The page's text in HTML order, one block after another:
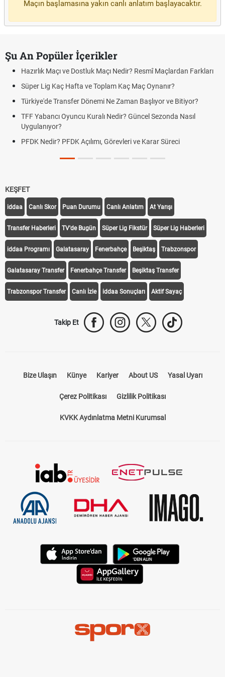
Maçın başlamasına yakın canlı anlatım başlayacaktır.
Şu An Popüler İçerikler
Hazırlık Maçı ve Dostluk Maçı Nedir? Resmî Maçlardan Farkları
Süper Lig Kaç Hafta ve Toplam Kaç Maç Oynanır?
Türkiye'de Transfer Dönemi Ne Zaman Başlıyor ve Bitiyor?
TFF Yabancı Oyuncu Kuralı Nedir? Güncel Sezonda Nasıl
Uygulanıyor?
PFDK Nedir? PFDK Açılımı, Görevleri ve Karar Süreci
KEŞFET
iddaa Canlı Skor Puan Durumu Canlı Anlatım At Yarışı
Transfer Haberleri TV'de Bugün Süper Lig Fikstür Süper Lig Haberleri
iddaa Programı Galatasaray Fenerbahçe Beşiktaş Trabzonspor
Galatasaray Transfer Fenerbahçe Transfer Beşiktaş Transfer
Trabzonspor Transfer Canlı İzle iddaa Sonuçları Aktif Sayaç
Takip Et
Bize Ulaşın Künye Kariyer About US Yasal Uyarı
Çerez Politikası Gizlilik Politikası
KVKK Aydınlatma Metni Kurumsal